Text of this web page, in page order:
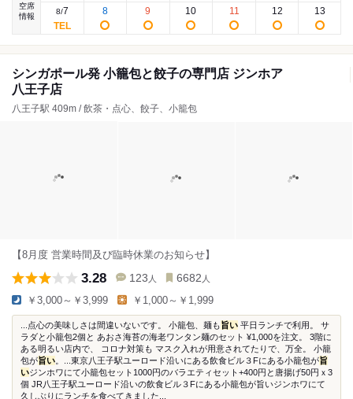
空席
情報
8/7 8 9 10 11 12 13
シンガポール発 小籠包と餃子の専門店 ジンホア
八王子店
八王子駅 409m / 飲茶・点心、餃子、小籠包
【8月度 営業時間及び臨時休業のお知らせ】
3.28 123 人 6682 人
￥3,000～￥3,999 ￥1,000～￥1,999
...点心の美味しさは間違いないです。 小籠包、麺も旨い 平日ランチで利用。 サ
ラダと小籠包2個と あおさ海苔の海老ワンタン麺のセット ¥1,000を注文。 3階に
ある明るい店内で、 コロナ対策も マスク入れが用意されてたりで、万全。 小籠
包が旨い 。...東京八王子駅ユーロード沿いにある飲食ビル３Fにある小籠包が旨
いジンホワにて小籠包セット1000円のバラエティセット+400円と唐揚げ50円ｘ3
個 JR八王子駅ユーロード沿いの飲食ビル３Fにある小籠包が旨いジンホワにて
久しぶりにランチを食べてきました...